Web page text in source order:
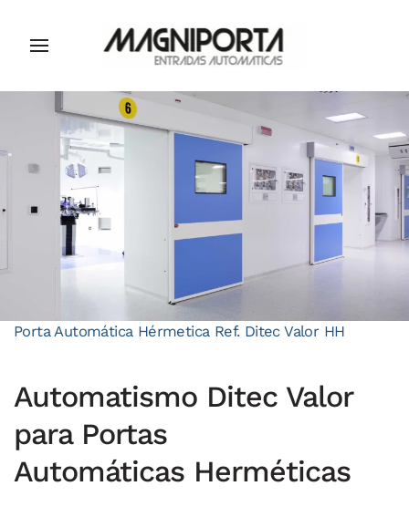
Porta Automática Hérmetica Ref. Ditec Valor HH
Automatismo Ditec Valor
para Portas
Automáticas Herméticas